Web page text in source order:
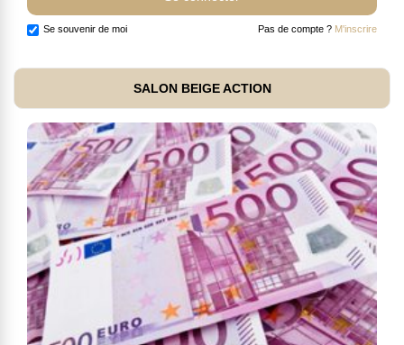
Se souvenir de moi Pas de compte ? M'inscrire
SALON BEIGE ACTION